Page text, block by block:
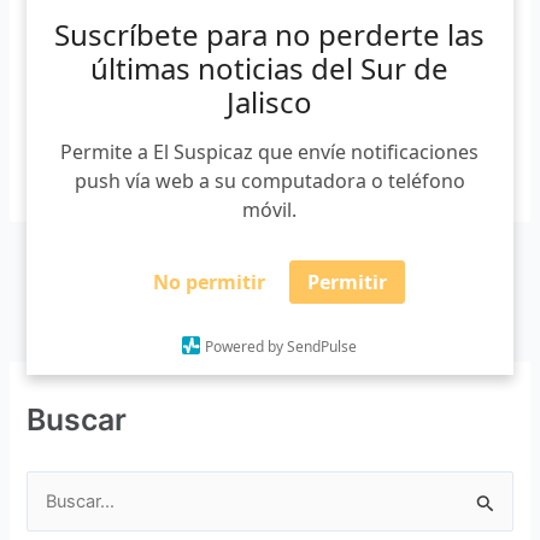
Suscríbete para no perderte las
últimas noticias del Sur de
Jalisco
Permite a El Suspicaz que envíe notificaciones
push vía web a su computadora o teléfono
móvil.
No permitir Permitir
Powered by SendPulse
por la Organización Mundial de la Salud (OMS) la semana
pasada. La detectaron por primera vez en […]
Leer más »
Buscar